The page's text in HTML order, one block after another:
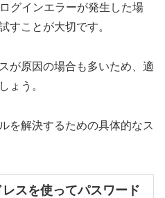
グインエラーが発生した場
すことが大切です。
が原因の場合も多いため、適
ょう。
を解決するための具体的なス
スを使ってパスワード